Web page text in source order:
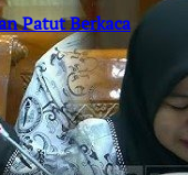
Patut Berkaca